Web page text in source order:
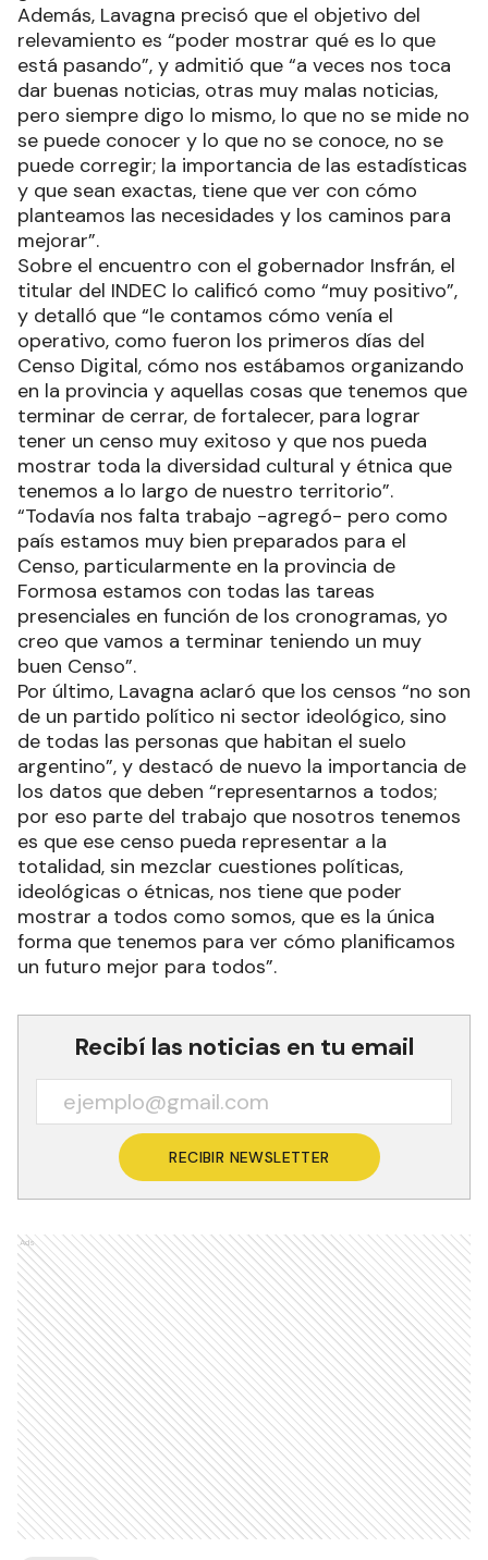
Además, Lavagna precisó que el objetivo del
relevamiento es “poder mostrar qué es lo que
está pasando”, y admitió que “a veces nos toca
dar buenas noticias, otras muy malas noticias,
pero siempre digo lo mismo, lo que no se mide no
se puede conocer y lo que no se conoce, no se
puede corregir; la importancia de las estadísticas
y que sean exactas, tiene que ver con cómo
planteamos las necesidades y los caminos para
mejorar”.
Sobre el encuentro con el gobernador Insfrán, el
titular del INDEC lo calificó como “muy positivo”,
y detalló que “le contamos cómo venía el
operativo, como fueron los primeros días del
Censo Digital, cómo nos estábamos organizando
en la provincia y aquellas cosas que tenemos que
terminar de cerrar, de fortalecer, para lograr
tener un censo muy exitoso y que nos pueda
mostrar toda la diversidad cultural y étnica que
tenemos a lo largo de nuestro territorio”.
“Todavía nos falta trabajo -agregó- pero como
país estamos muy bien preparados para el
Censo, particularmente en la provincia de
Formosa estamos con todas las tareas
presenciales en función de los cronogramas, yo
creo que vamos a terminar teniendo un muy
buen Censo”.
Por último, Lavagna aclaró que los censos “no son
de un partido político ni sector ideológico, sino
de todas las personas que habitan el suelo
argentino”, y destacó de nuevo la importancia de
los datos que deben “representarnos a todos;
por eso parte del trabajo que nosotros tenemos
es que ese censo pueda representar a la
totalidad, sin mezclar cuestiones políticas,
ideológicas o étnicas, nos tiene que poder
mostrar a todos como somos, que es la única
forma que tenemos para ver cómo planificamos
un futuro mejor para todos”.
Recibí las noticias en tu email
RECIBIR NEWSLETTER
Ads